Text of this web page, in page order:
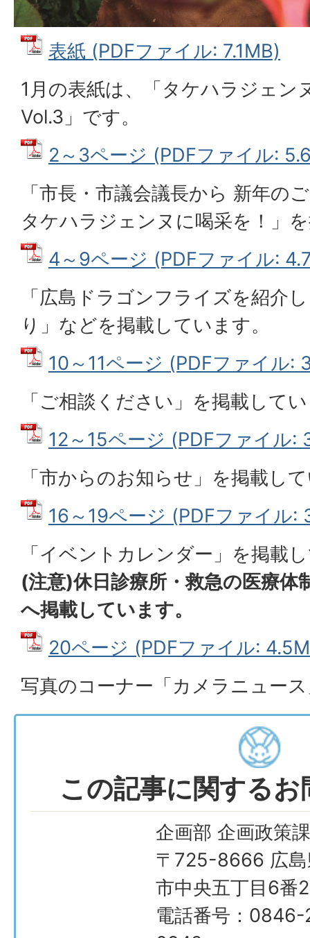
表紙 (PDFファイル: 7.1MB)
1月の表紙は、「タケハラジェン
Vol.3」です。
2～3ページ (PDFファイル:
「市長・市議会議長から 新年の
タケハラジェンヌに喝采を！」
4～9ページ (PDFファイル:
「広島ドラゴンフライズを紹介
り」などを掲載しています。
10～11ページ (PDFファイル:
「ご相談ください」を掲載して
12～15ページ (PDFファイル:
「市からのお知らせ」を掲載し
16～19ページ (PDFファイル:
「イベントカレンダー」を掲載
(注意)休日診療所・救急の医療体
へ掲載しています。
20ページ (PDFファイル:
写真のコーナー「カメラニュー
この記事に関する
企画部 企画政策課
〒725-8666 広島
市中央五丁目6番
電話番号：